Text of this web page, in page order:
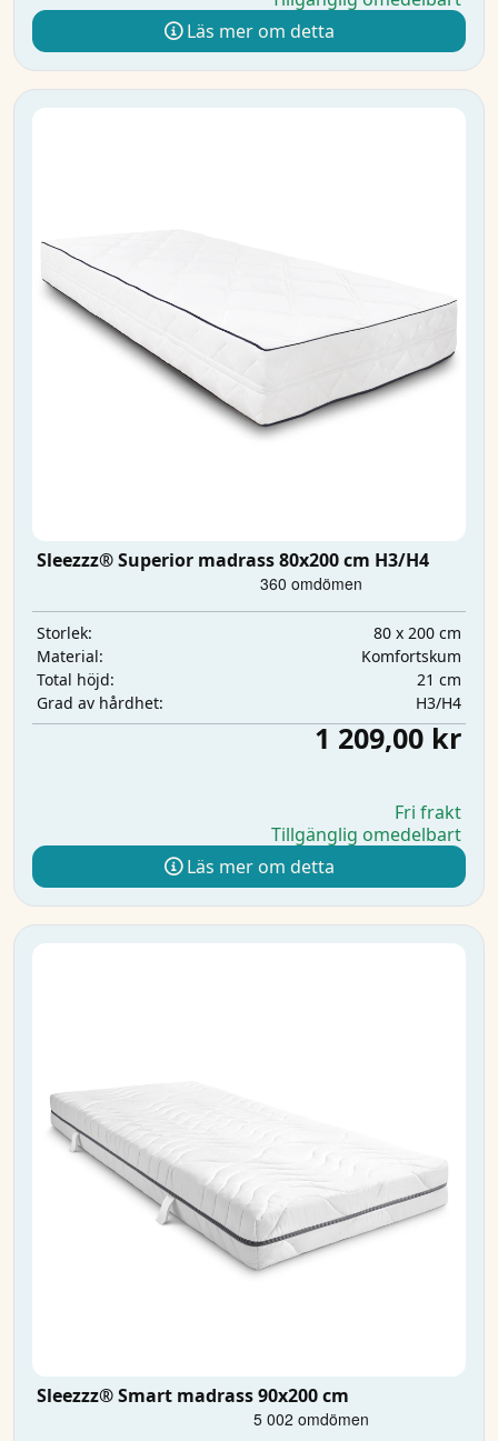
Läs mer om detta
Sleezzz® Superior madrass 80x200 cm H3/H4
Storlek:
80 x 200 cm
Material:
Komfortskum
Total höjd:
21 cm
Grad av hårdhet:
H3/H4
1 209,00 kr
Fri frakt
Tillgänglig omedelbart
Läs mer om detta
Sleezzz® Smart madrass 90x200 cm